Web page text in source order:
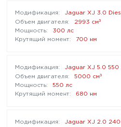
Jaguar XJ 3.0
2993 см³
300 лс
700 нм
Jaguar XJ 5.0 550
5000 см³
550 лс
680 нм
Jaguar XJ 2.0 240